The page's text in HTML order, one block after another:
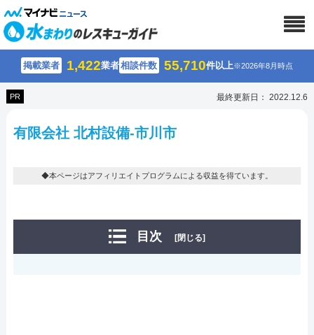
掲載業者 1,422業者相談件数 55,710件以上※2026年8月時点
PR 最終更新日： 2022.12.6
有限会社 北村設備-市川市
◆本ページはアフィリエイトプログラムによる収益を得ています。
目次 [閉じる]